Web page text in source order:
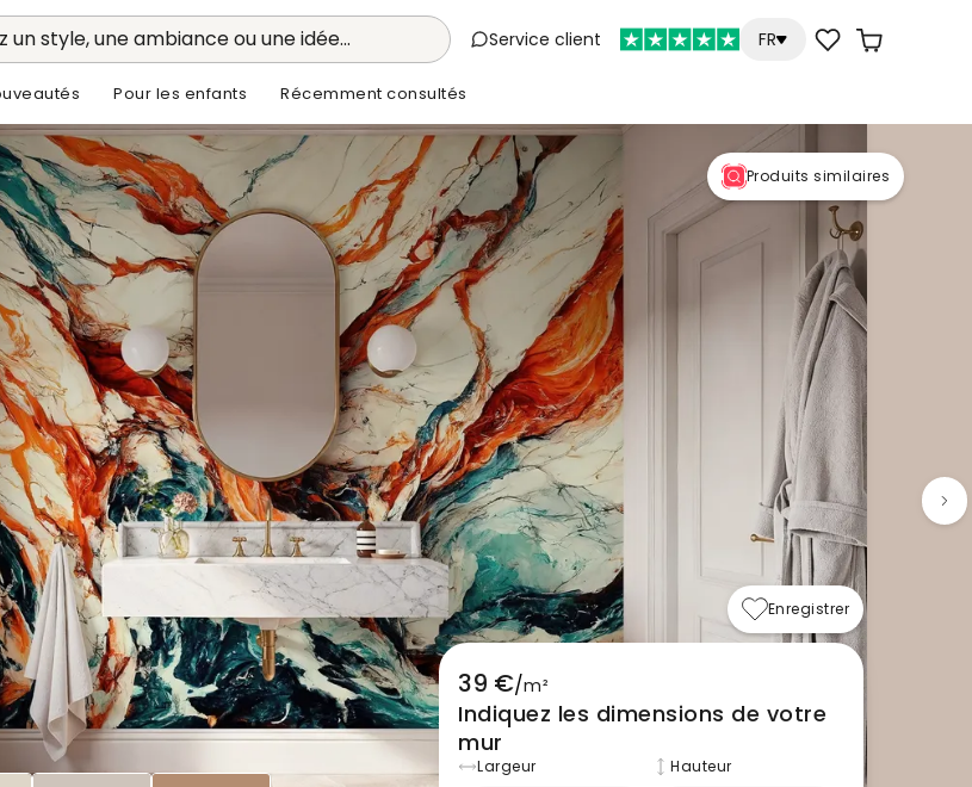
un style, une ambiance ou une idée... Service client FR
Pour les enfants Récemment consultés
Produits similaires
Enregistrer
39 €/m²
Indiquez les dimensions de votre
mur
Largeur Hauteur